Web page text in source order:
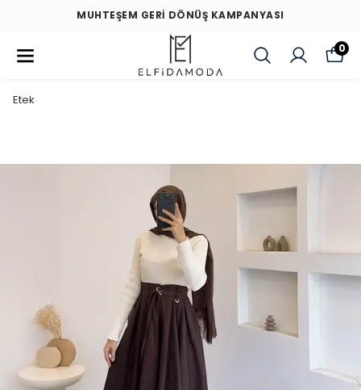
MUHTEŞEM GERİ DÖNÜŞ KAMPANYASI
0
Etek